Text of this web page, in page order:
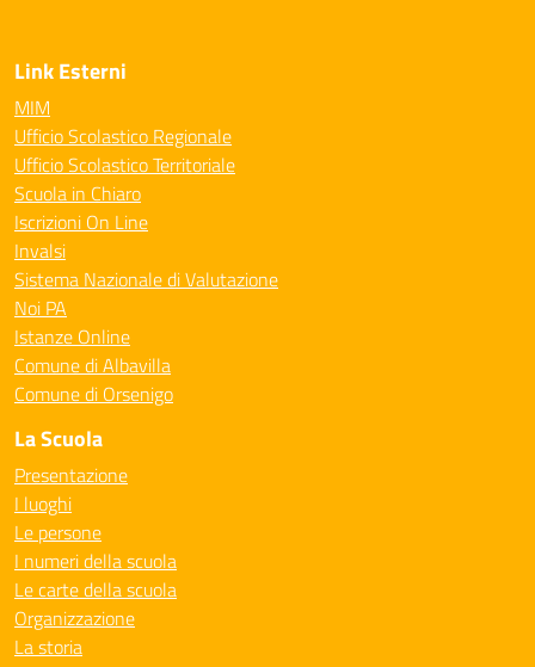
Link Esterni
MIM
Ufficio Scolastico Regionale
Ufficio Scolastico Territoriale
Scuola in Chiaro
Iscrizioni On Line
Invalsi
Sistema Nazionale di Valutazione
Noi PA
Istanze Online
Comune di Albavilla
Comune di Orsenigo
La Scuola
Presentazione
I luoghi
Le persone
I numeri della scuola
Le carte della scuola
Organizzazione
La storia